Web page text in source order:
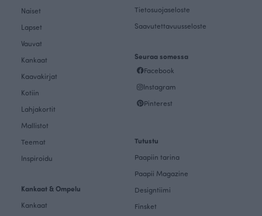
Naiset
Lapset
Vauvat
Kankaat
Kaavakirjat
Kotiin
Lahjakortit
Mallistot
Teemat
Inspiroidu
Kankaat & Ompelu
Kankaat
Tietosuojaseloste
Saavutettavuusseloste
Seuraa somessa
Facebook
Instagram
Pinterest
Tutustu
Paapiin tarina
Paapii Magazine
Designtiimi
Finsket